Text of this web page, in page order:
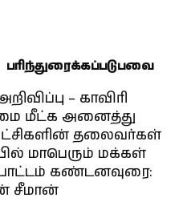
பரிந்துரைக்கப்படுபவை
– காவிரி
மீட்க அனைத்து
தலைவர்கள்
மாபெரும் மக்கள்
கண்டனவுரை:
சீமான்